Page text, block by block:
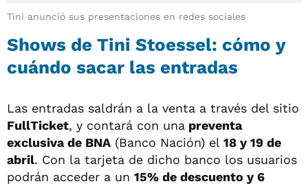
Tini anunció sus presentaciones en redes sociales
Shows de Tini Stoessel: cómo y
cuándo sacar las entradas
Las entradas saldrán a la venta a través del sitio
FullTicket, y contará con una preventa
exclusiva de BNA (Banco Nación) el 18 y 19 de
abril. Con la tarjeta de dicho banco los usuarios
podrán acceder a un 15% de descuento y 6